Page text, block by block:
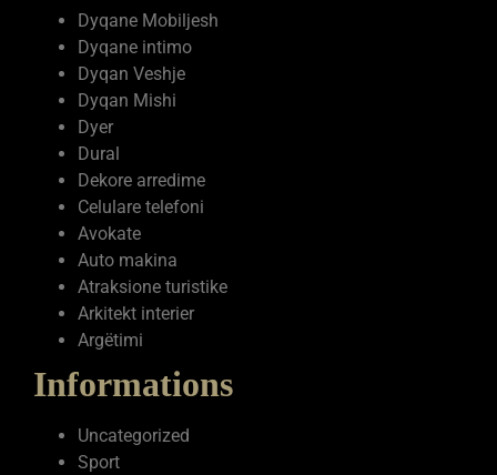
Dyqane Mobiljesh
Dyqane intimo
Dyqan Veshje
Dyqan Mishi
Dyer
Dural
Dekore arredime
Celulare telefoni
Avokate
Auto makina
Atraksione turistike
Arkitekt interier
Argëtimi
Informations
Uncategorized
Sport